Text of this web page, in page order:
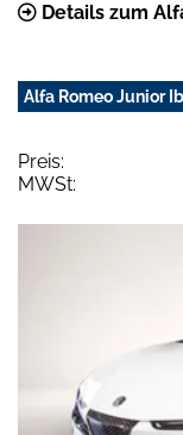
Details zum
Alfa Romeo Junior
Preis:
MWSt: